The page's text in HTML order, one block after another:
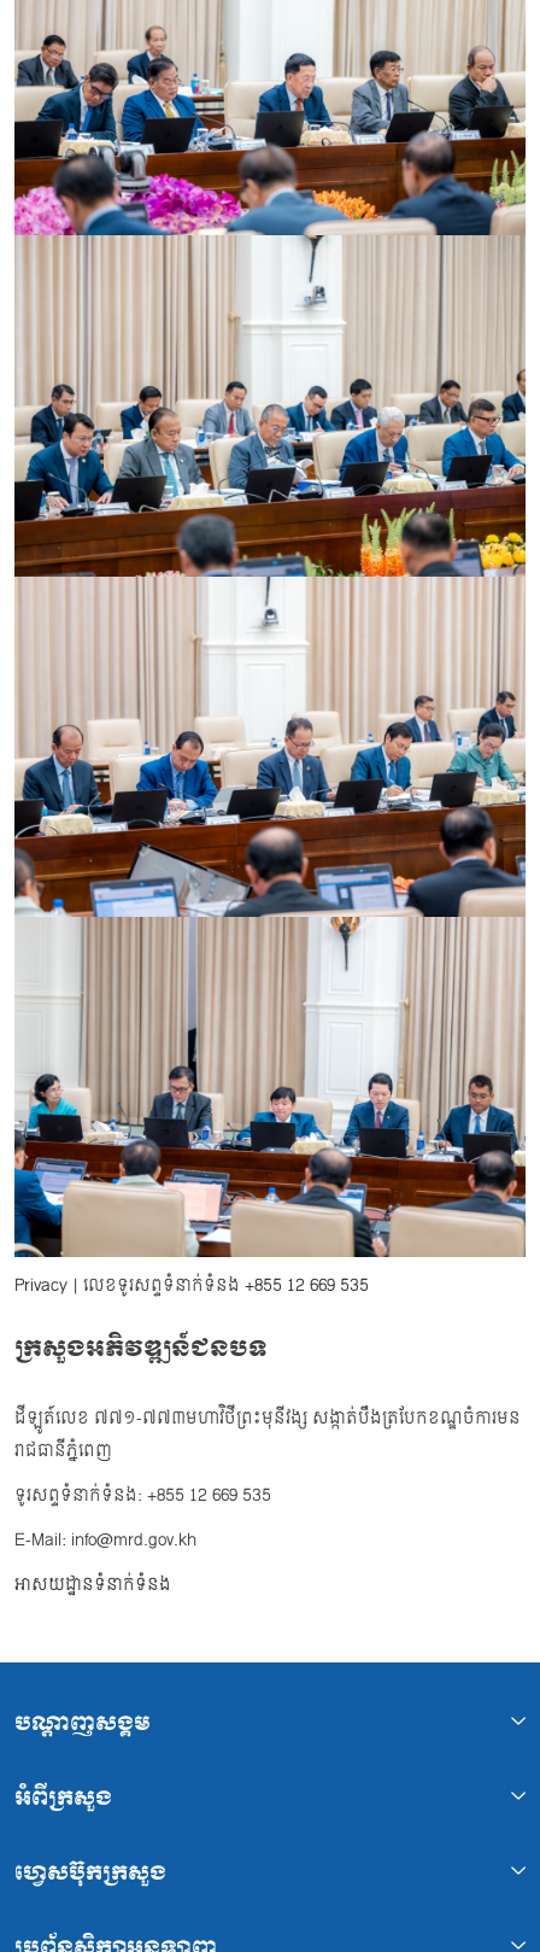
Privacy | លេខទូរសព្ទទំនាក់ទំនង +855 12 669 535
ក្រសួងអភិវឌ្ឍន៍ជនបទ
ដីឡូត៍លេខ ៧៧១-៧៧៣មហាវិថីព្រះមុនីវង្ស សង្កាត់បឹងត្របែកខណ្ឌចំការមន
រាជធានីភ្នំពេញ
ទូរសព្ទទំនាក់ទំនង: +855 12 669 535
E-Mail: info@mrd.gov.kh
អាសយដ្ឋានទំនាក់ទំនង
បណ្ដាញសង្គម
អំពីក្រសួង
ហ្វេសប៊ុកក្រសួង